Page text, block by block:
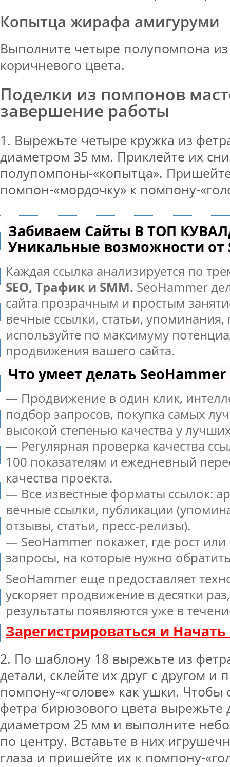
Копытца жирафа амигуруми
Выполните четыре полупомпона
коричневого цвета.
Поделки из помпонов
завершение работы
1. Вырежьте четыре кружка из
диаметром 35 мм. Приклейте их
полупомпоны-«копытца».
помпон-«мордочку» к помпону-
Забиваем Сайты В ТОП
Уникальные возможности от
Каждая ссылка анализируется по
SEO, Трафик и SMM. SeoHammer
сайта прозрачным и простым
вечные ссылки, статьи, упоминания,
используйте по максимуму
продвижения вашего сайта.
Что умеет делать SeoHammer
— Продвижение в один клик,
подбор запросов, покупка самых
высокой степенью качества у
— Регулярная проверка качества
100 показателям и ежедневный
качества проекта.
— Все известные форматы ссылок:
вечные ссылки, публикации
отзывы, статьи, пресс-релизы).
— SeoHammer покажет, где рост или
запросы, на которые нужно
SeoHammer еще предоставляет
ускоряет продвижение в десятки
результаты появляются уже в
Зарегистрироваться и
2. По шаблону 18 вырежьте из
детали, склейте их друг с другом и
помпону-«голове» как ушки. Чтобы
фетра бирюзового цвета вырежьте
диаметром 25 мм и выполните
по центру. Вставьте в них
глаза и пришейте их к помпону-